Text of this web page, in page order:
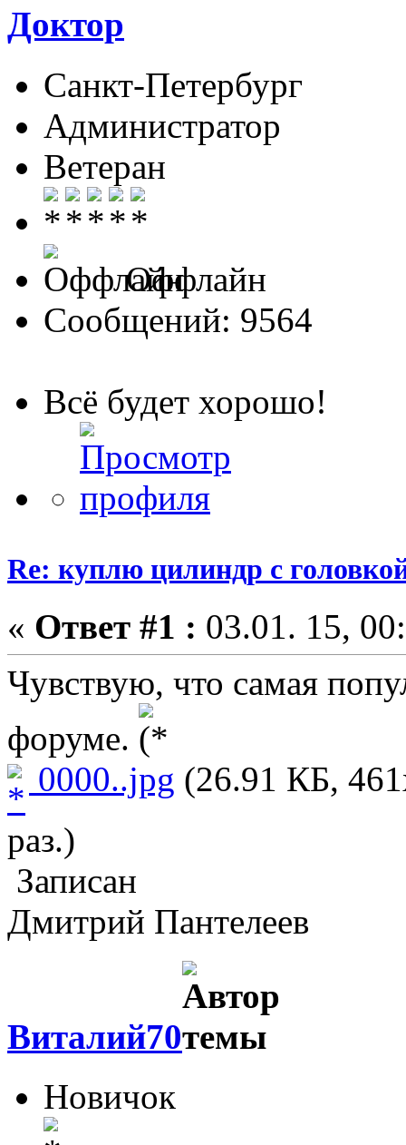
Доктор
Санкт-Петербург
Администратор
Ветеран
Оффлайн
Сообщений: 9564
Всё будет хорошо!
Re: куплю цилиндр с
« Ответ #1 : 03.01. 15,
Чувствую, что самая
форуме.
0000..jpg (26.91 КБ,
раз.)
Записан
Дмитрий Пантелеев
Виталий70
Новичок